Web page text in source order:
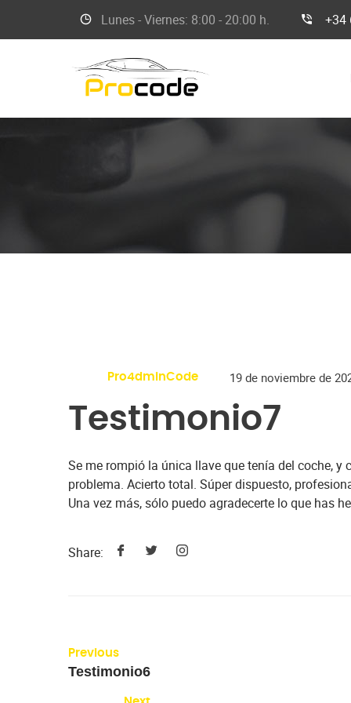
Lunes - Viernes: 8:00 - 20:00 h. +34
Pro4dminCode 19 de noviembre de
Testimonio7
Se me rompió la única llave que tenía del coche,
problema. Acierto total. Súper dispuesto,
Una vez más, sólo puedo agradecerte lo que has
Share:
Previous
Testimonio6